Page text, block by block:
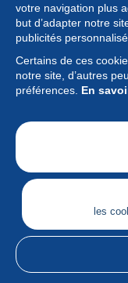
votre navigation plus
but d’adapter notre
publicités
Certains de ces
notre site, d’autres
préférences. En
les
Collection
Actualités
Fonctionnalités
Société
Services
Articles
© Delcampe